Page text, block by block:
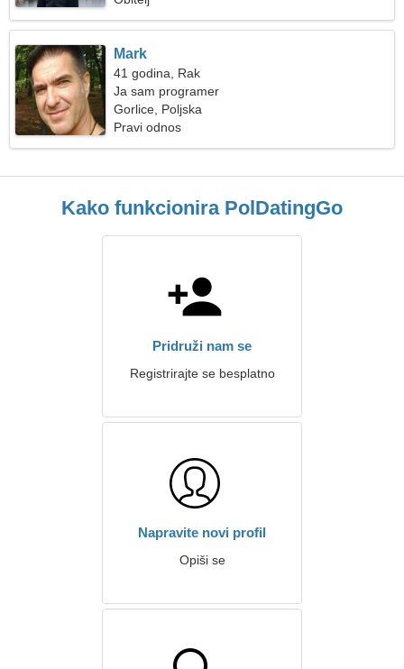
Mark
41 godina, Rak
Ja sam programer
Gorlice, Poljska
Pravi odnos
Kako funkcionira PolDatingGo
Pridruži nam se
Registrirajte se besplatno
Napravite novi profil
Opiši se